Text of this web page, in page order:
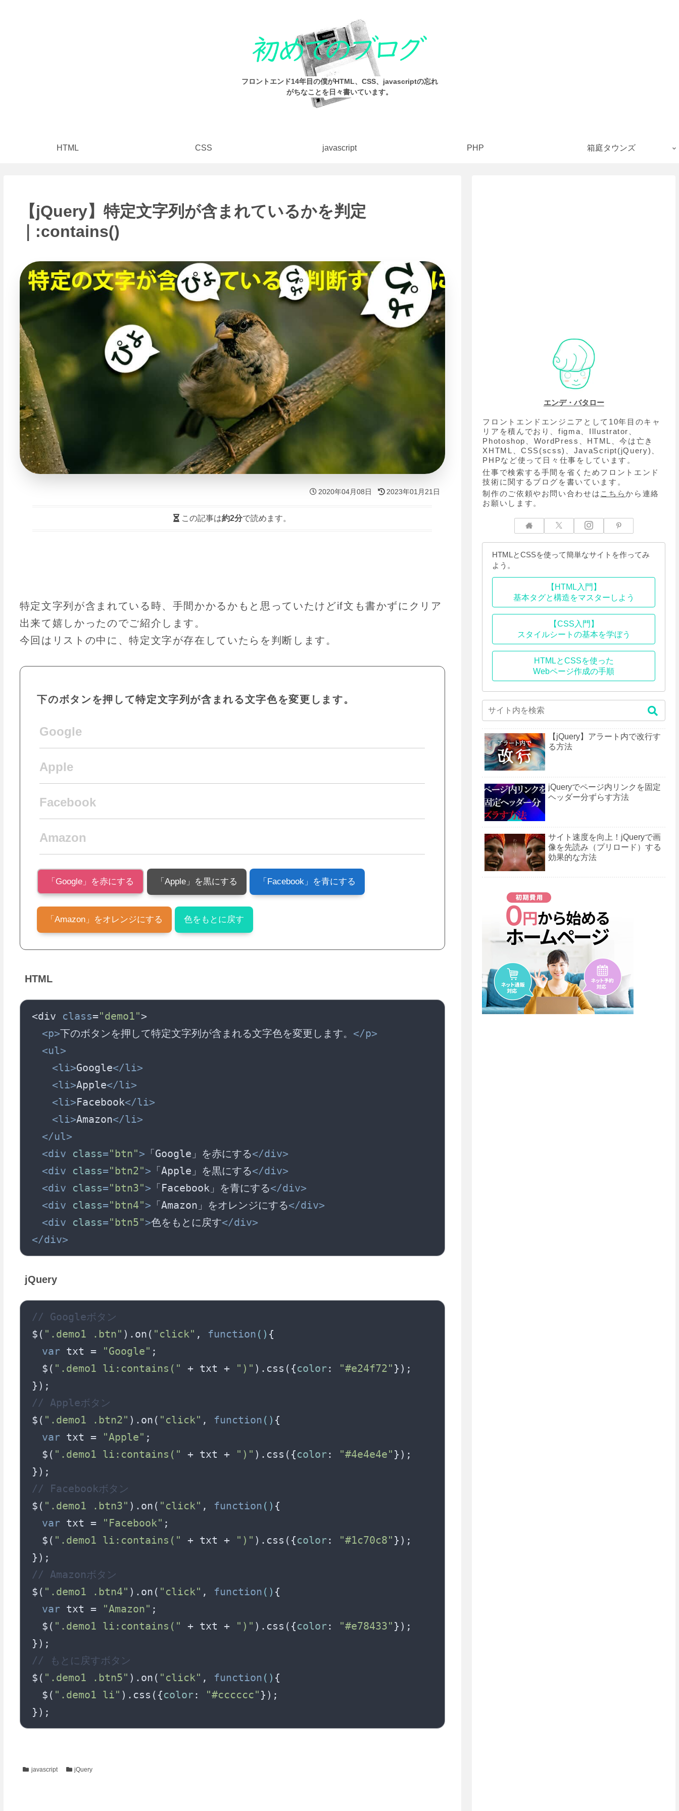
フロントエンド14年目の僕がHTML、CSS、javascriptの忘れ
がちなことを日々書いています。
HTML CSS javascript PHP 箱庭タウンズ
【jQuery】特定文字列が含まれているかを判定
｜:contains()
2020年04月08日 2023年01月21日
この記事は約2分で読めます。
特定文字列が含まれている時、手間かかるかもと思っていたけどif文も書かずにクリア
出来て嬉しかったのでご紹介します。
今回はリストの中に、特定文字が存在していたらを判断します。
下のボタンを押して特定文字列が含まれる文字色を変更します。
Google
Apple
Facebook
Amazon
「Google」を赤にする 「Apple」を黒にする 「Facebook」を青にする
「Amazon」をオレンジにする 色をもとに戻す
HTML
<div class="demo1">
<p>下のボタンを押して特定文字列が含まれる文字色を変更します。 </p>
<ul>
<li>Google</li>
<li>Apple</li>
<li>Facebook</li>
<li>Amazon</li>
</ul>
<div class="btn"> 「Google」を赤にする</div>
<div class="btn2"> 「Apple」を黒にする</div>
<div class="btn3"> 「Facebook」を青にする</div>
<div class="btn4"> 「Amazon」をオレンジにする</div>
<div class="btn5">色をもとに戻す</div>
</div>
jQuery
// Googleボタン
$( ".demo1 .btn" ).on( "click" , function ( ) {
var txt = "Google" ;
$( ".demo1 li:contains(" + txt + ")" ).css({color: "#e24f72" });
// Appleボタン
$( ".demo1 .btn2" ).on( "click" , function ( ) {
var txt = "Apple" ;
$( ".demo1 li:contains(" + txt + ")" ).css({color: "#4e4e4e" });
// Facebookボタン
$( ".demo1 .btn3" ).on( "click" , function ( ) {
var txt = "Facebook" ;
$( ".demo1 li:contains(" + txt + ")" ).css({color: "#1c70c8" });
// Amazonボタン
$( ".demo1 .btn4" ).on( "click" , function ( ) {
var txt = "Amazon" ;
$( ".demo1 li:contains(" + txt + ")" ).css({color: "#e78433" });
// もとに戻すボタン
$( ".demo1 .btn5" ).on( "click" , function ( ) {
$( ".demo1 li" ).css({color: "#cccccc" });
javascript jQuery
エンデ・バタロー
フロントエンドエンジニアとして10年目のキャ
リアを積んでおり、figma、Illustrator、
Photoshop、WordPress、HTML、今は亡き
XHTML、CSS(scss)、JavaScript(jQuery)、
PHPなど使って日々仕事をしています。
仕事で検索する手間を省くためフロントエンド
技術に関するブログを書いています。
制作のご依頼やお問い合わせは こちらから連絡
お願いします。
HTMLとCSSを使って簡単なサイトを作ってみ
よう。
【HTML入門】
基本タグと構造をマスターしよう
【CSS入門】
スタイルシートの基本を学ぼう
HTMLとCSSを使った
Webページ作成の手順
【jQuery】アラート内で改行す
る方法
jQueryでページ内リンクを固定
ヘッダー分ずらす方法
サイト速度を向上！jQueryで画
像を先読み（プリロード）する
効果的な方法